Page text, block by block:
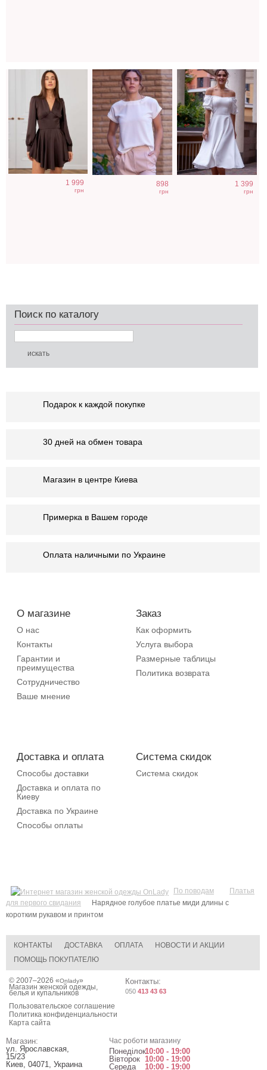
1 999
грн
898
грн
1 399
грн
Поиск по каталогу
Подарок к каждой покупке
30 дней на обмен товара
Магазин в центре Киева
Примерка в Вашем городе
Оплата наличными по Украине
О магазине
О нас
Контакты
Гарантии и
преимущества
Сотрудничество
Ваше мнение
Заказ
Как оформить
Услуга выбора
Размерные таблицы
Политика возврата
Доставка и оплата
Способы доставки
Доставка и оплата по
Киеву
Доставка по Украине
Способы оплаты
Система скидок
Система скидок
По поводам
Платья
для первого свидания
Нарядное голубое платье миди длины с
коротким рукавом и принтом
КОНТАКТЫ ДОСТАВКА ОПЛАТА
НОВОСТИ И АКЦИИ
ПОМОЩЬ ПОКУПАТЕЛЮ
© 2007–2026 «Onlady»
Магазин женской одежды,
белья и купальников
Пользовательское соглашение
Политика конфиденциальности
Карта сайта
Контакты:
050 413 43 63
Магазин:
ул. Ярославская,
15/23
Киев 04071 Украина
Час роботи магазину
Понеділок10:00 - 19:00
Вівторок 10:00 - 19:00
Середа
10:00 - 19:00